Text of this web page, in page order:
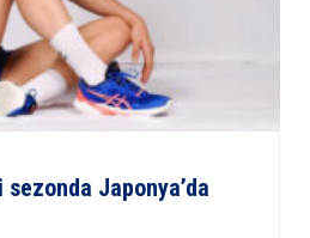
Japonya’da